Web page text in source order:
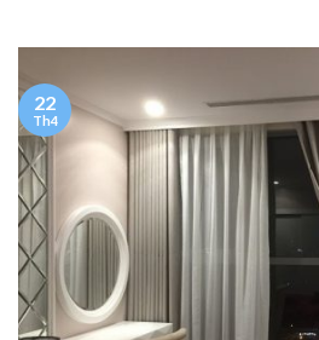
22
Th4